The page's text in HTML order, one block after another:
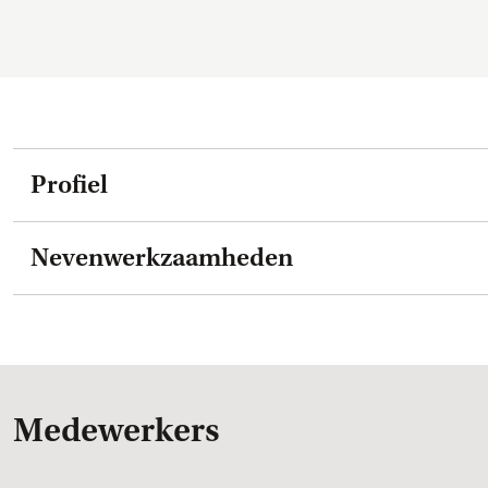
Profiel
Nevenwerkzaamheden
Medewerkers